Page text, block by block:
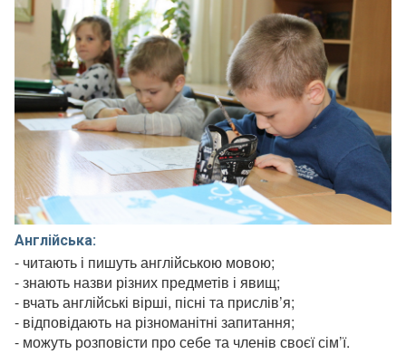
Англійська:
- читають і пишуть англійською мовою;
- знають назви різних предметів і явищ;
- вчать англійські вірші, пісні та прислів’я;
- відповідають на різноманітні запитання;
- можуть розповісти про себе та членів своєї сім’ї.